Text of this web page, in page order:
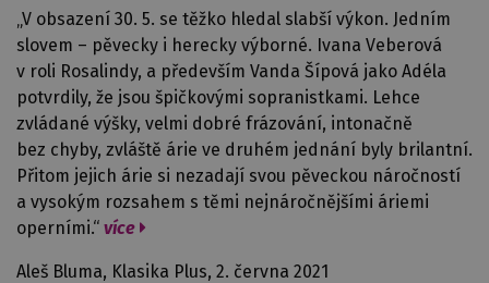
„V obsazení 30. 5. se těžko hledal slabší výkon. Jedním
slovem – pěvecky i herecky výborné. Ivana Veberová
v roli Rosalindy, a především Vanda Šípová jako Adéla
potvrdily, že jsou špičkovými sopranistkami. Lehce
zvládané výšky, velmi dobré frázování, intonačně
bez chyby, zvláště árie ve druhém jednání byly brilantní.
Přitom jejich árie si nezadají svou pěveckou náročností
a vysokým rozsahem s těmi nejnáročnějšími áriemi
operními.“ více
Aleš Bluma, Klasika Plus, 2. června 2021